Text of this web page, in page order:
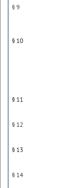
§ 9
§ 10
§ 11
§ 12
§ 13
§ 14